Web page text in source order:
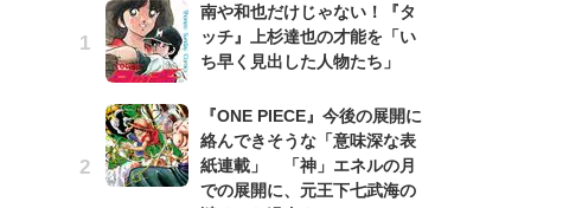
南や和也だけじゃない！『タ
ッチ』上杉達也の才能を「い
ち早く見出した人物たち」
『ONE PIECE』今後の展開に
絡んできそうな「意味深な表
紙連載」 「神」エネルの月
での展開に、元王下七武海の